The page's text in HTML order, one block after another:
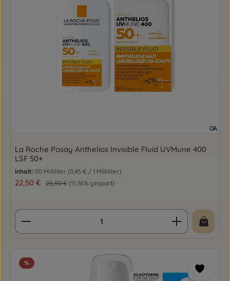
La Roche Posay Anthelios Invisible Fluid UVMune 400
LSF 50+
Inhalt: 50 Milliliter (0,45 € / 1 Milliliter)
Verkaufspreis:
22,50 € Regulärer Preis:
25,50 € (11.76% gespart)
Produkt Anzahl: Gib den gewünschten Wert
%